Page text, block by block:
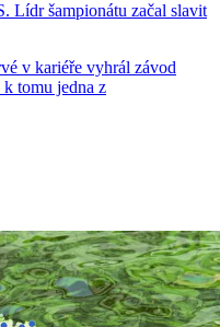
Lídr šampionátu začal slavit
v kariéře vyhrál závod
tomu jedna z